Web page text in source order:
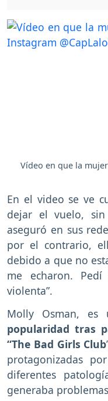
Vídeo en que la
En el video se ve
dejar el vuelo,
aseguró en sus
por el contrario,
debido a que no
me echaron.
violenta”.
Molly Osman, es
popularidad tras
“The Bad Girls Club
protagonizadas
diferentes
generaba